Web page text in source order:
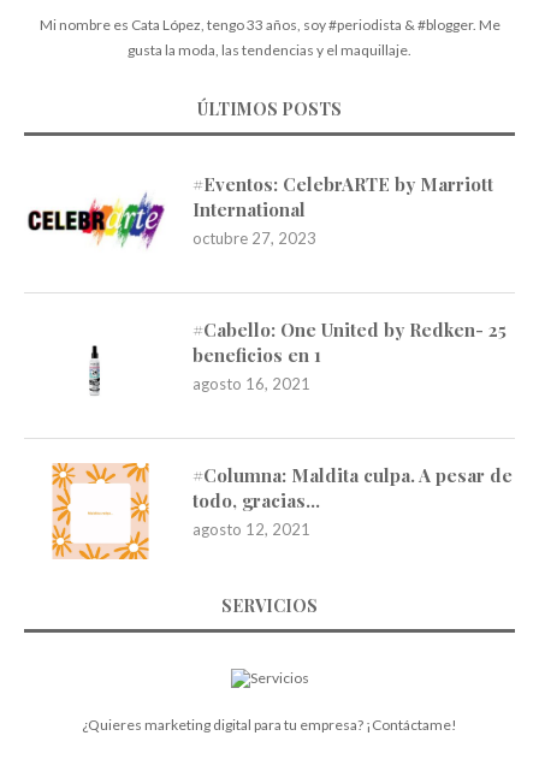
Mi nombre es Cata López, tengo 33 años, soy #periodista & #blogger. Me
gusta la moda, las tendencias y el maquillaje.
ÚLTIMOS POSTS
#Eventos: CelebrARTE by Marriott
International
octubre 27, 2023
#Cabello: One United by Redken- 25
beneficios en 1
agosto 16, 2021
#Columna: Maldita culpa. A pesar de
todo, gracias…
agosto 12, 2021
SERVICIOS
¿Quieres marketing digital para tu empresa? ¡Contáctame!